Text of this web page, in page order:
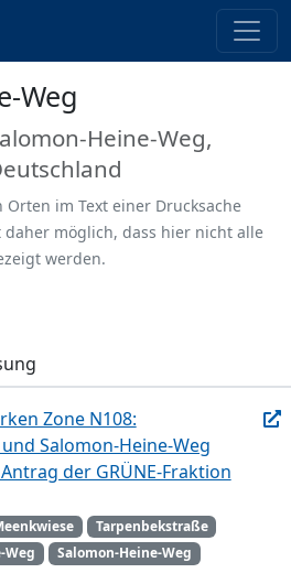
Weg
Heine-Weg,
Orten im Text einer Drucksache
daher möglich, dass hier nicht alle
werden.
Zone N108:
Salomon-Heine-Weg
der GRÜNE-Fraktion
Tarpenbekstraße
Weg
Salomon-Heine-Weg